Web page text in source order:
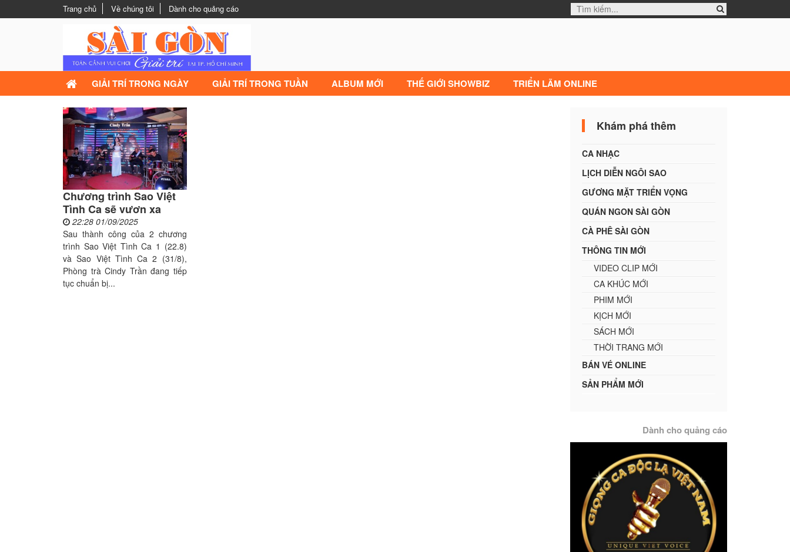
Trang chủ Về chúng tôi Dành cho quảng cáo
GIẢI TRÍ TRONG NGÀY GIẢI TRÍ TRONG TUẦN ALBUM MỚI THẾ GIỚI SHOWBIZ TRIỂN LÃM ONLINE
Chương trình Sao Việt
Tình Ca sẽ vươn xa
22:28 01/09/2025
Sau thành công của 2 chương
trình Sao Việt Tình Ca 1 (22.8)
và Sao Việt Tình Ca 2 (31/8),
Phòng trà Cindy Trần đang tiếp
tục chuẩn bị...
Khám phá thêm
CA NHẠC
LỊCH DIỄN NGÔI SAO
GƯƠNG MẶT TRIỂN VỌNG
QUÁN NGON SÀI GÒN
CÀ PHÊ SÀI GÒN
THÔNG TIN MỚI
VIDEO CLIP MỚI
CA KHÚC MỚI
PHIM MỚI
KỊCH MỚI
SÁCH MỚI
THỜI TRANG MỚI
BÁN VÉ ONLINE
SẢN PHẨM MỚI
Dành cho quảng cáo